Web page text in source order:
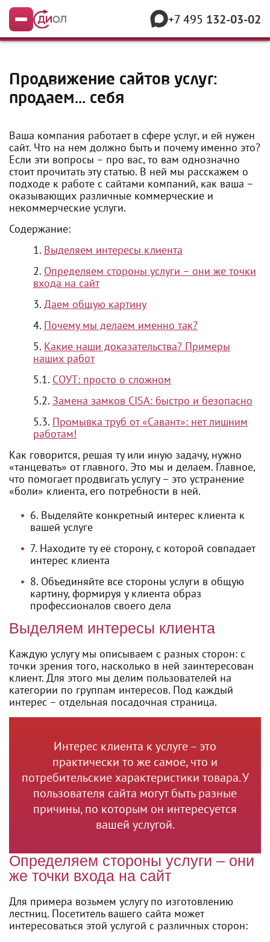
Меню +7 495 132-03-02
Продвижение сайтов услуг:
продаем… себя
Ваша компания работает в сфере услуг, и ей нужен
сайт. Что на нем должно быть и почему именно это?
Если эти вопросы – про вас, то вам однозначно
стоит прочитать эту статью. В ней мы расскажем о
подходе к работе с сайтами компаний, как ваша –
оказывающих различные коммерческие и
некоммерческие услуги.
Содержание:
Выделяем интересы клиента
Определяем стороны услуги – они же точки
входа на сайт
Даем общую картину
Почему мы делаем именно так?
Какие наши доказательства? Примеры
наших работ
СОУТ: просто о сложном
Замена замков CISA: быстро и безопасно
Промывка труб от «Савант»: нет лишним
работам!
Как говорится, решая ту или иную задачу, нужно
«танцевать» от главного. Это мы и делаем. Главное,
что помогает продвигать услугу – это устранение
«боли» клиента, его потребности в ней.
Выделяйте конкретный интерес клиента к
вашей услуге
Находите ту её сторону, с которой совпадает
интерес клиента
Объединяйте все стороны услуги в общую
картину, формируя у клиента образ
профессионалов своего дела
Выделяем интересы клиента
Каждую услугу мы описываем с разных сторон: с
точки зрения того, насколько в ней заинтересован
клиент. Для этого мы делим пользователей на
категории по группам интересов. Под каждый
интерес – отдельная посадочная страница.
Интерес клиента к услуге – это
практически то же самое, что и
потребительские характеристики товара. У
пользователя сайта могут быть разные
причины, по которым он интересуется
вашей услугой.
Определяем стороны услуги – они
же точки входа на сайт
Для примера возьмем услугу по изготовлению
лестниц. Посетитель вашего сайта может
интересоваться этой услугой с различных сторон: